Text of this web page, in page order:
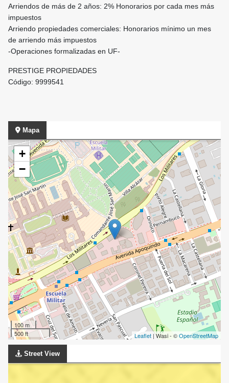
Arriendos de más de 2 años: 2% Honorarios por cada mes más
impuestos
Arriendo propiedades comerciales: Honorarios mínimo un mes
de arriendo más impuestos
-Operaciones formalizadas en UF-
PRESTIGE PROPIEDADES
Código: 9999541
Mapa
+
−
100 m
500 ft
Leaflet | Wasi - ©OpenStreetMap
Street View